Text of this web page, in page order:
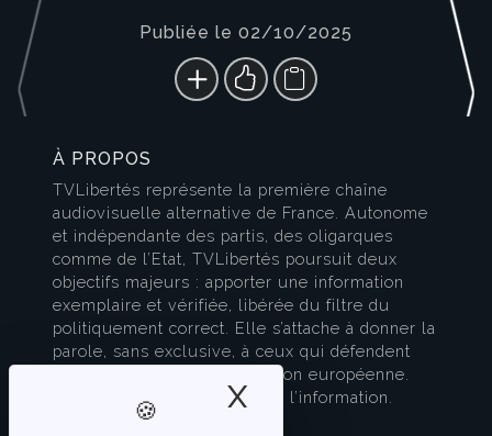
X Masquer le
Publiée le 02/10/2025
À PROPOS
TVLibertés représente la première chaîne
audiovisuelle alternative de France. Autonome
et indépendante des partis, des oligarques
comme de l’Etat, TVLibertés poursuit deux
objectifs majeurs : apporter une information
exemplaire et vérifiée, libérée du filtre du
politiquement correct. Elle s’attache à donner la
parole, sans exclusive, à ceux qui défendent
l’esprit français et la civilisation européenne.
TVLibertés est à la pointe de l’information.